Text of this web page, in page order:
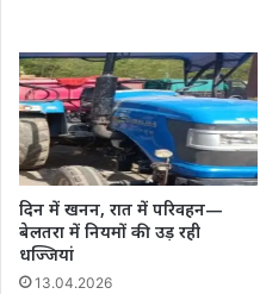
दिन में खनन, रात में परिवहन—
बेलतरा में नियमों की उड़ रही
धज्जियां
13.04.2026